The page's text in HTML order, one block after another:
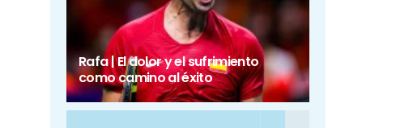
Rafa | El dolor y el sufrimiento
como camino al éxito